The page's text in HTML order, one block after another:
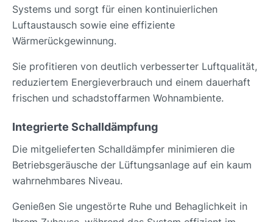
Systems und sorgt für einen kontinuierlichen
Luftaustausch sowie eine effiziente
Wärmerückgewinnung.
Sie profitieren von deutlich verbesserter Luftqualität,
reduziertem Energieverbrauch und einem dauerhaft
frischen und schadstoffarmen Wohnambiente.
Integrierte Schalldämpfung
Die mitgelieferten Schalldämpfer minimieren die
Betriebsgeräusche der Lüftungsanlage auf ein kaum
wahrnehmbares Niveau.
Genießen Sie ungestörte Ruhe und Behaglichkeit in